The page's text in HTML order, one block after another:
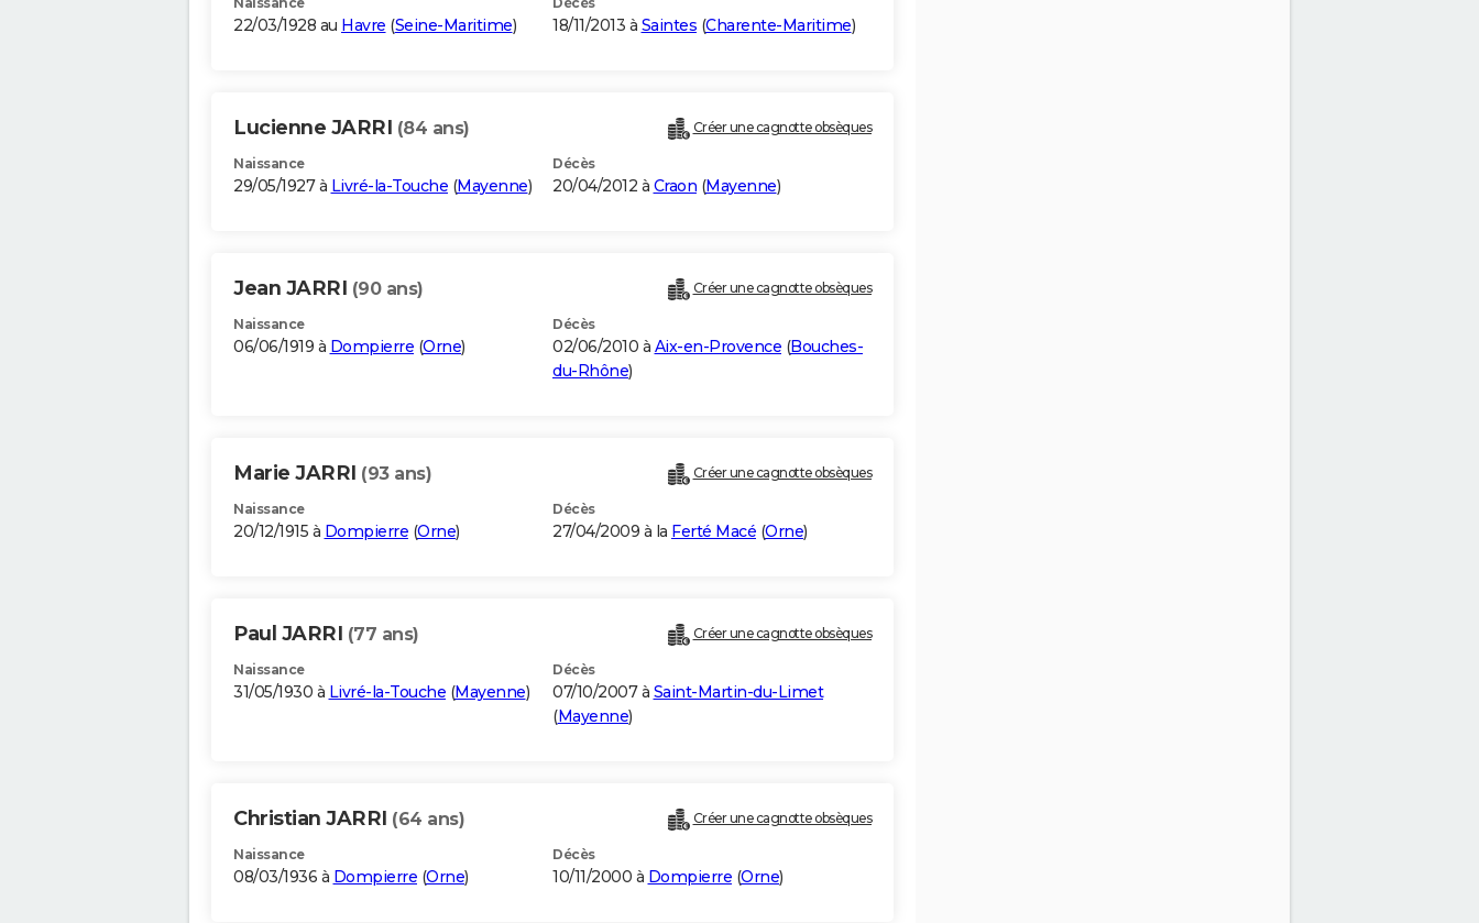
22/03/1928 au Havre (Seine-Maritime) 18/11/2013 à Saintes (Charente-Maritime)
Lucienne JARRI (84 ans) Créer une cagnotte obsèques
Naissance
29/05/1927 à Livré-la-Touche (Mayenne)
Décès
20/04/2012 à Craon (Mayenne)
Jean JARRI (90 ans) Créer une cagnotte obsèques
Naissance
06/06/1919 à Dompierre (Orne)
Décès
02/06/2010 à Aix-en-Provence (Bouches-
du-Rhône)
Marie JARRI (93 ans) Créer une cagnotte obsèques
Naissance
20/12/1915 à Dompierre (Orne)
Décès
27/04/2009 à la Ferté Macé (Orne)
Paul JARRI (77 ans) Créer une cagnotte obsèques
Naissance
31/05/1930 à Livré-la-Touche (Mayenne)
Décès
07/10/2007 à Saint-Martin-du-Limet
(Mayenne)
Christian JARRI (64 ans) Créer une cagnotte obsèques
Naissance
08/03/1936 à Dompierre (Orne)
Décès
10/11/2000 à Dompierre (Orne)